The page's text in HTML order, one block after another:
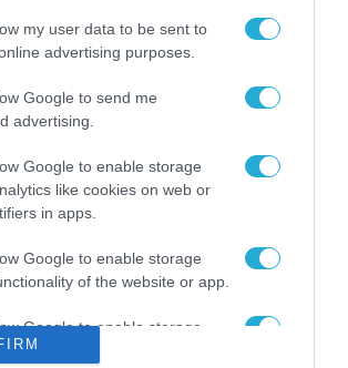
my user data to be sent to
advertising purposes.
Google to send me
advertising.
Google to enable storage
like cookies on web or
in apps.
Google to enable storage
of the website or app.
Google to enable storage
σε
μια
είναι
ΕΚΤ